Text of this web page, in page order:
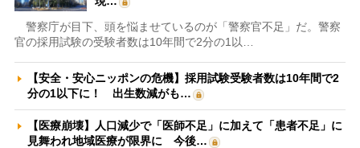
警察庁が目下、頭を悩ませているのが「警察官不足」だ。警察
官の採用試験の受験者数は10年間で2分の1以…
【安全・安心ニッポンの危機】採用試験受験者数は10年間で2
分の1以下に！ 出生数減がも…
【医療崩壊】人口減少で「医師不足」に加えて「患者不足」に
見舞われ地域医療が限界に 今後…